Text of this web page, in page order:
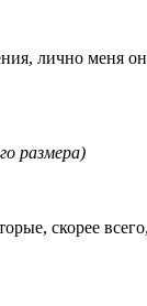
лично меня
размера)
скорее